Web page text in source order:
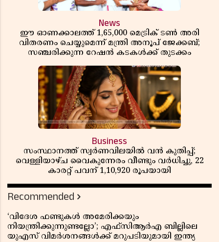
News
ഈ ഓണക്കാലത്ത് 1,65,000 മെട്രിക് ടൺ അരി
വിതരണം ചെയ്യുമെന്ന് മന്ത്രി അനൂപ് ജേക്കബ്;
സഞ്ചരിക്കുന്ന റേഷൻ കടകൾക്ക് തുടക്കം
Business
സംസ്ഥാനത്ത് സ്വർണവിലയിൽ വൻ കുതിപ്പ്;
വെള്ളിയാഴ്ച വൈകുന്നേരം വീണ്ടും വർധിച്ചു, 22
കാരറ്റ് പവന് 1,10,920 രൂപയായി
Recommended
‘വിദേശ ഫണ്ടുകൾ അമേരിക്കയും
നിയന്ത്രിക്കുന്നുണ്ടല്ലോ’; എഫ്സിആർഎ ബില്ലിലെ
യുഎസ് വിമർശനങ്ങൾക്ക് മറുപടിയുമായി ഇന്ത്യ